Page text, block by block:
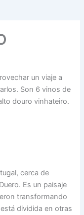
un viaje a
Son 6 vinos de
douro vinhateiro.
cerca de
Es un paisaje
transformando
dividida en otras